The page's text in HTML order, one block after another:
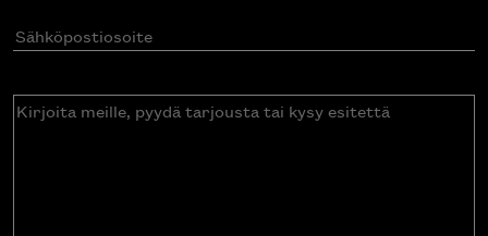
Sähköpostiosoite(Pakollinen)
Kirjoita